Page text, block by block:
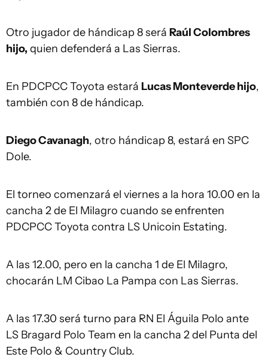
Otro jugador de hándicap 8 será Raúl Colombres
hijo, quien defenderá a Las Sierras.
En PDCPCC Toyota estará Lucas Monteverde hijo,
también con 8 de hándicap.
Diego Cavanagh, otro hándicap 8, estará en SPC
Dole.
El torneo comenzará el viernes a la hora 10.00 en la
cancha 2 de El Milagro cuando se enfrenten
PDCPCC Toyota contra LS Unicoin Estating.
A las 12.00, pero en la cancha 1 de El Milagro,
chocarán LM Cibao La Pampa con Las Sierras.
A las 17.30 será turno para RN El Águila Polo ante
LS Bragard Polo Team en la cancha 2 del Punta del
Este Polo & Country Club.